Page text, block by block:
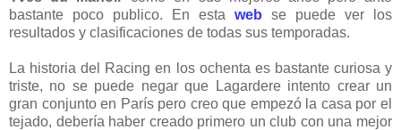
bastante poco publico. En esta web se puede ver los
resultados y clasificaciones de todas sus temporadas.
La historia del Racing en los ochenta es bastante curiosa y
triste, no se puede negar que Lagardere intento crear un
gran conjunto en París pero creo que empezó la casa por el
tejado, debería haber creado primero un club con una mejor